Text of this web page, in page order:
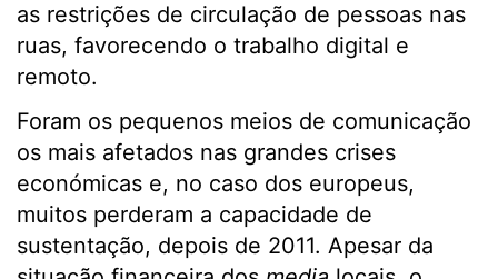
as restrições de circulação de pessoas nas
ruas, favorecendo o trabalho digital e
remoto.
Foram os pequenos meios de comunicação
os mais afetados nas grandes crises
económicas e, no caso dos europeus,
muitos perderam a capacidade de
sustentação, depois de 2011. Apesar da